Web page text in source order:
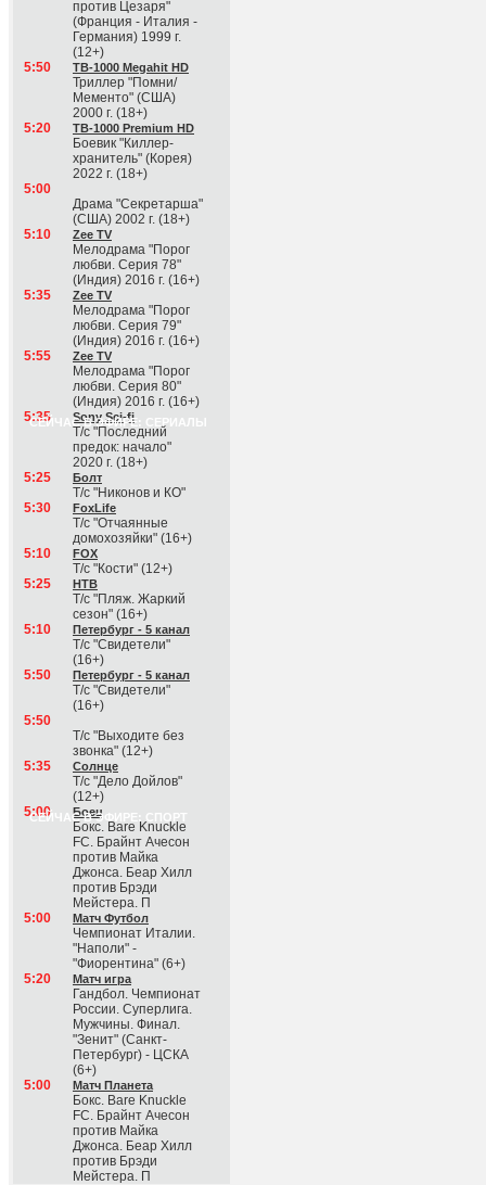
против Цезаря"
(Франция - Италия -
Германия) 1999 г.
(12+)
5:50
ТВ-1000 Megahit HD
Триллер "Помни/
Мементо" (США)
2000 г. (18+)
5:20
ТВ-1000 Premium HD
Боевик "Киллер-
хранитель" (Корея)
2022 г. (18+)
5:00
Драма "Секретарша"
(США) 2002 г. (18+)
5:10
Zee TV
Мелодрама "Порог
любви. Серия 78"
(Индия) 2016 г. (16+)
5:35
Zee TV
Мелодрама "Порог
любви. Серия 79"
(Индия) 2016 г. (16+)
5:55
Zee TV
Мелодрама "Порог
любви. Серия 80"
(Индия) 2016 г. (16+)
СЕЙЧАС В ЭФИРЕ: СЕРИАЛЫ
5:35 Sony Sci-fi
Т/с "Последний
предок: начало"
2020 г. (18+)
5:25
Болт
Т/с "Никонов и КО"
5:30
FoxLife
Т/с "Отчаянные
домохозяйки" (16+)
5:10
FOX
Т/с "Кости" (12+)
5:25
НТВ
Т/с "Пляж. Жаркий
сезон" (16+)
5:10
Петербург - 5 канал
Т/с "Свидетели"
(16+)
5:50
Петербург - 5 канал
Т/с "Свидетели"
(16+)
5:50
Т/с "Выходите без
звонка" (12+)
5:35
Солнце
Т/с "Дело Дойлов"
(12+)
СЕЙЧАС В ЭФИРЕ: СПОРТ
5:00 Боец
Бокс. Bare Knuckle
FC. Брайнт Ачесон
против Майка
Джонса. Беар Хилл
против Брэди
Мейстера. П
5:00
Матч Футбол
Чемпионат Италии.
"Наполи" -
"Фиорентина" (6+)
5:20
Матч игра
Гандбол. Чемпионат
России. Суперлига.
Мужчины. Финал.
"Зенит" (Санкт-
Петербург) - ЦСКА
(6+)
5:00
Матч Планета
Бокс. Bare Knuckle
FC. Брайнт Ачесон
против Майка
Джонса. Беар Хилл
против Брэди
Мейстера. П